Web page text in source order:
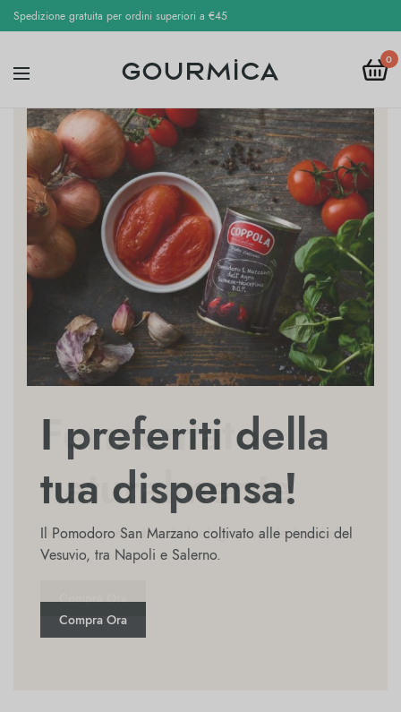
Spedizione gratuita per ordini superiori a €45
0
I preferiti della
tua dispensa!
Il Pomodoro San Marzano coltivato alle pendici del
Vesuvio, tra Napoli e Salerno.
Compra Ora
Buono per te e
per il pianeta!
La nostra crema spalmabile biologica Fabalous è
una deliziosa combinazione di nocciole, cacao e
Compra Ora
Fermentato
naturalmente
Delizioso aceto di mele biologico con la “madre”
Compra Ora